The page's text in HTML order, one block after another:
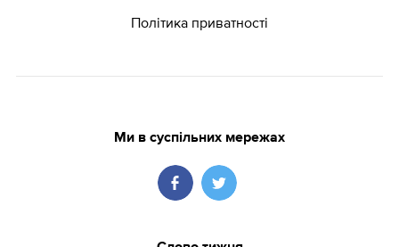
Політика приватності
Ми в суспільних мережах